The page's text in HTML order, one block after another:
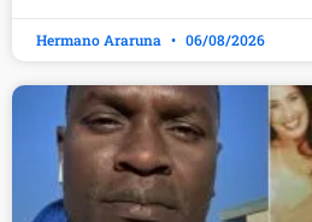
Hermano Araruna 06/08/2026